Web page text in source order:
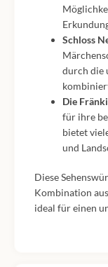
Schloss
durch die
Die
für ihre
bietet
und
Diese
Kombination
ideal für einen